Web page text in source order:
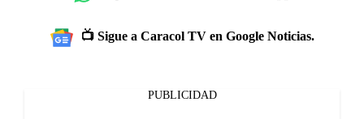
📺 Sigue a Caracol TV en Google Noticias.
PUBLICIDAD